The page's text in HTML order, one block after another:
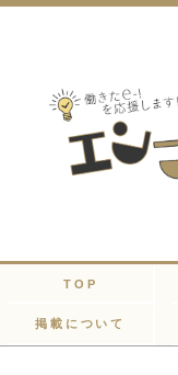
TOP
掲載について